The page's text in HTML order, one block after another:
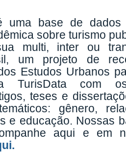
uma base de
sobre turismo
multi, inter ou
um projeto de
Estudos Urbanos
TurisData com
teses e
gênero,
e educação. Nossas
aqui e em